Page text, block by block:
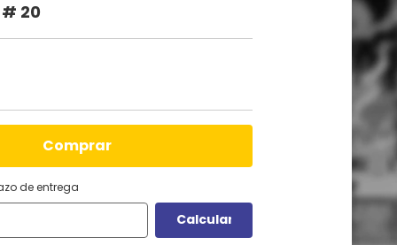
20
comprar
de entrega